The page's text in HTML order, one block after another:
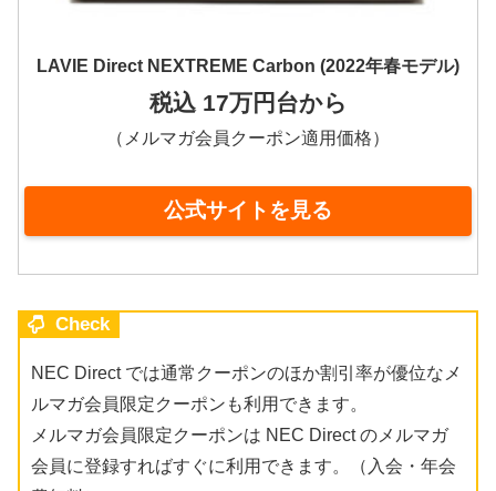
LAVIE Direct NEXTREME Carbon (2022年春モデル)
税込 17万円台から
（メルマガ会員クーポン適用価格）
公式サイトを見る
Check
NEC Direct では通常クーポンのほか割引率が優位なメ
ルマガ会員限定クーポンも利用できます。
メルマガ会員限定クーポンは NEC Direct のメルマガ
会員に登録すればすぐに利用できます。（入会・年会